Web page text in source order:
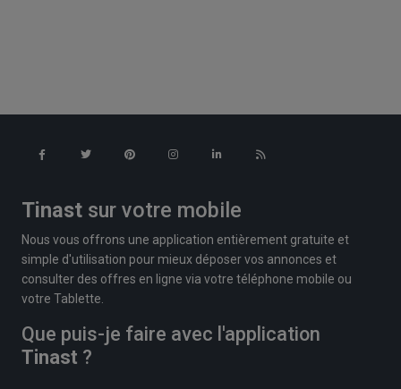
Tinast sur votre mobile
Nous vous offrons une application entièrement gratuite et
simple d'utilisation pour mieux déposer vos annonces et
consulter des offres en ligne via votre téléphone mobile ou
votre Tablette.
Que puis-je faire avec l'application
Tinast ?